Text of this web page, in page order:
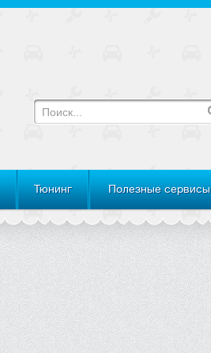
Тюнинг Полезные сервисы